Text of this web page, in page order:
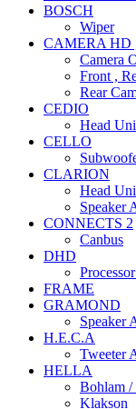
BOSCH
Wiper
CAMERA HD
Camera
Front ,
Rear
CEDIO
Head
CELLO
CLARION
Head
Speaker
CONNECTS 2
Canbus
DHD
FRAME
GRAMOND
Speaker
H.E.C.A
Tweeter
HELLA
Bohlam /
Klakson